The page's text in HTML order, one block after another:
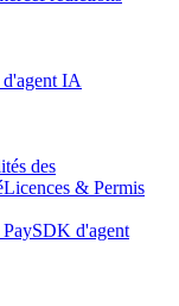
IA
des
Licences & Permis
SDK d'agent